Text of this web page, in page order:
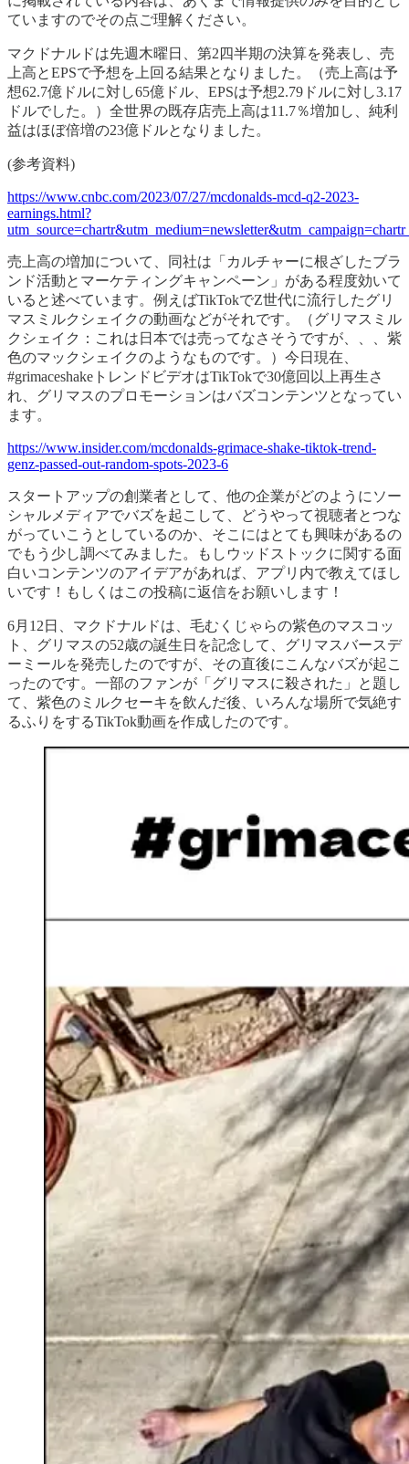
ていますのでその点ご理解ください。
マクドナルドは先週木曜日、第2四半期の決算を発表し、売
上高とEPSで予想を上回る結果となりました。（売上高は予
想62.7億ドルに対し65億ドル、EPSは予想2.79ドルに対し3.17
ドルでした。）全世界の既存店売上高は11.7％増加し、純利
益はほぼ倍増の23億ドルとなりました。
(参考資料)
https://www.cnbc.com/2023/07/27/mcdonalds-mcd-q2-2023-
earnings.html?
売上高の増加について、同社は「カルチャーに根ざしたブラ
ンド活動とマーケティングキャンペーン」がある程度効いて
いると述べています。例えばTikTokでZ世代に流行したグリ
マスミルクシェイクの動画などがそれです。（グリマスミル
クシェイク：これは日本では売ってなさそうですが、、、紫
色のマックシェイクのようなものです。）今日現在、
#grimaceshakeトレンドビデオはTikTokで30億回以上再生さ
れ、グリマスのプロモーションはバズコンテンツとなってい
ます。
https://www.insider.com/mcdonalds-grimace-shake-tiktok-trend-
genz-passed-out-random-spots-2023-6
スタートアップの創業者として、他の企業がどのようにソー
シャルメディアでバズを起こして、どうやって視聴者とつな
がっていこうとしているのか、そこにはとても興味があるの
でもう少し調べてみました。もしウッドストックに関する面
白いコンテンツのアイデアがあれば、アプリ内で教えてほし
いです！もしくはこの投稿に返信をお願いします！
6月12日、マクドナルドは、毛むくじゃらの紫色のマスコッ
ト、グリマスの52歳の誕生日を記念して、グリマスバースデ
ーミールを発売したのですが、その直後にこんなバズが起こ
ったのです。一部のファンが「グリマスに殺された」と題し
て、紫色のミルクセーキを飲んだ後、いろんな場所で気絶す
るふりをするTikTok動画を作成したのです。